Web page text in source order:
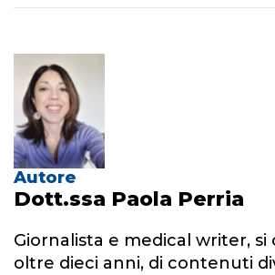
Autore
Dott.ssa Paola Perria
Giornalista e medical writer, si
oltre dieci anni, di contenuti